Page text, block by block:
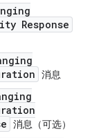
Response
消息
消息（可选）